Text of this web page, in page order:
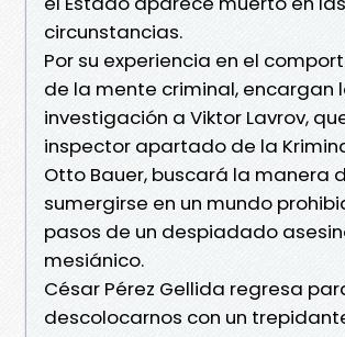
circunstancias.
Por su experiencia en el
de la mente criminal, encargan
investigación a Viktor Lavrov,
inspector apartado de la
Otto Bauer, buscará la manera
sumergirse en un mundo
pasos de un despiadado
mesiánico.
César Pérez Gellida regresa
descolocarnos con un